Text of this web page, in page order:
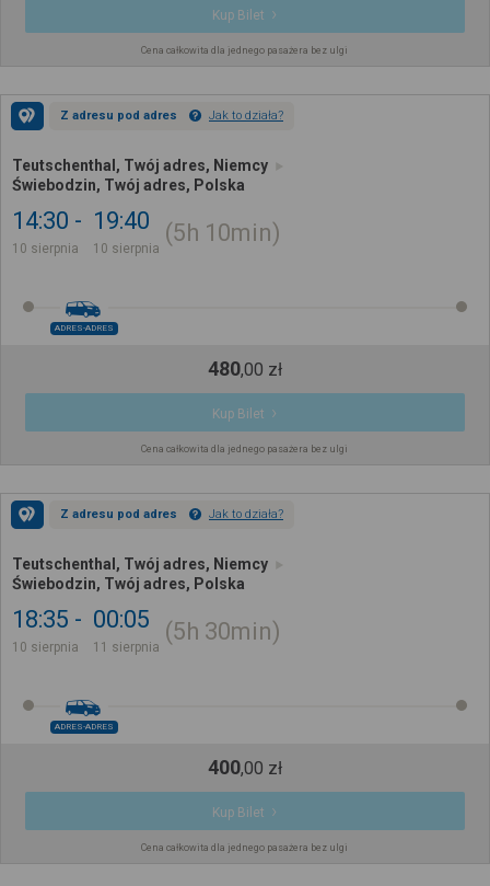
Kup Bilet
Cena całkowita dla jednego pasażera bez ulgi
Z adresu pod adres Jak to działa?
Teutschenthal, Twój adres, Niemcy
Świebodzin, Twój adres, Polska
14:30
10 sierpnia
19:40
10 sierpnia
5h 10min
ADRES-ADRES
480,00 zł
Kup Bilet
Cena całkowita dla jednego pasażera bez ulgi
Z adresu pod adres Jak to działa?
Teutschenthal, Twój adres, Niemcy
Świebodzin, Twój adres, Polska
18:35
10 sierpnia
00:05
11 sierpnia
5h 30min
ADRES-ADRES
400,00 zł
Kup Bilet
Cena całkowita dla jednego pasażera bez ulgi